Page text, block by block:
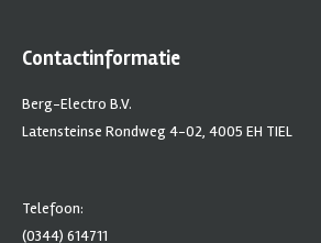
Contactinformatie
Berg-Electro B.V.
Latensteinse Rondweg 4-02, 4005 EH TIEL
Telefoon:
(0344) 614711